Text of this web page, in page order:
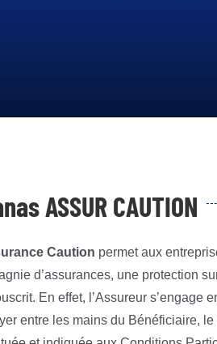
ASSURCAUTION
Caution permet aux
d’assurances, une protection
En effet, l’Assureur s’engage
entre les mains du Bénéficiaire,